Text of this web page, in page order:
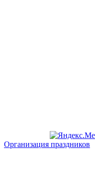
Организация праздников